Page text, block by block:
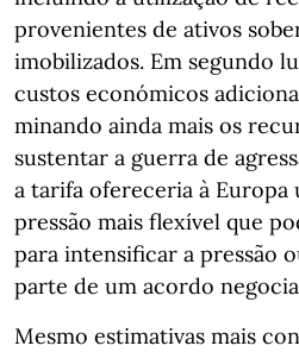
provenientes de ativos
imobilizados. Em segundo
custos económicos
minando ainda mais os
sustentar a guerra de
a tarifa ofereceria à
pressão mais flexível que
para intensificar a pressão
parte de um acordo
Mesmo estimativas mais